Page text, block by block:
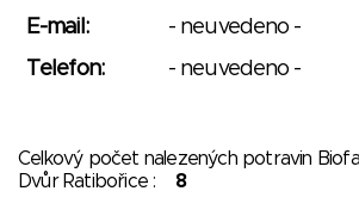
E-mail:
- neuvedeno -
Telefon:
- neuvedeno -
Celkový počet nalezených potravin
Dvůr Ratibořice : 8